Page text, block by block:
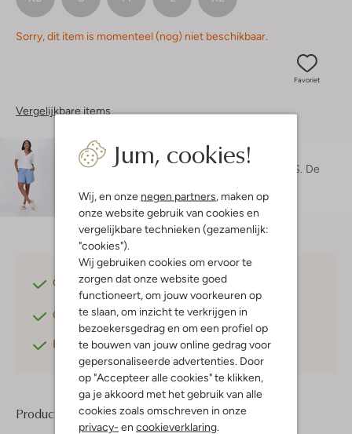
Jum, cookies!
Wij, en onze negen partners, maken op
onze website gebruik van cookies en
vergelijkbare technieken (gezamenlijk:
"cookies").
Wij gebruiken cookies om ervoor te
zorgen dat onze website goed
functioneert, om jouw voorkeuren op
te slaan, om inzicht te verkrijgen in
bezoekersgedrag en om een profiel op
te bouwen van jouw online gedrag voor
gepersonaliseerde advertenties. Door
op "Accepteer alle cookies" te klikken,
ga je akkoord met het gebruik van alle
cookies zoals omschreven in onze
privacy- en cookieverklaring.
Sorry, dit item is momenteel (nog) niet beschikbaar.
Favoriet
Vergelijkbare items
Maatadvies
Maruschka is 1 meter 72 lang en draagt maat S. De
Gratis verzendingvanaf €75,-
Gratis retournerenbinnen 30 dagen*
Betaal achterafmet Klarna
Product informatie